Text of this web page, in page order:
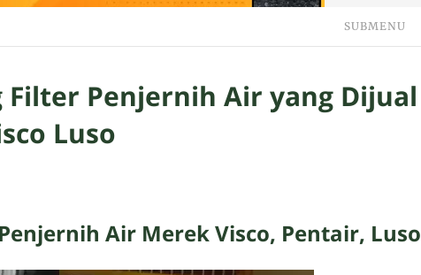
SUBMENU
Filter Penjernih Air yang Dijual
Luso
Air Merek Visco, Pentair, Luso